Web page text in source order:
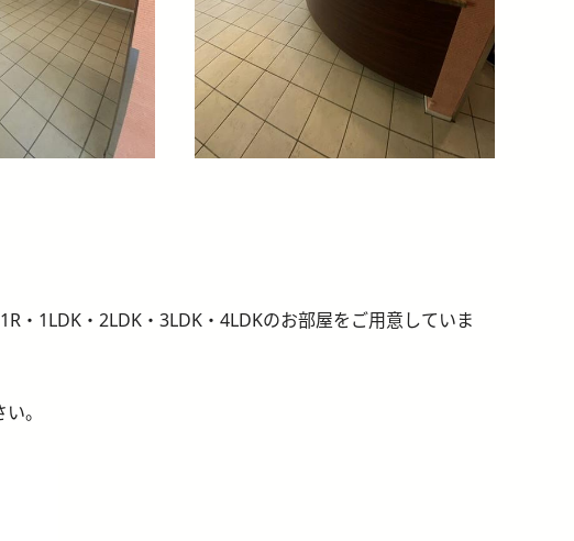
・1LDK・2LDK・3LDK・4LDKのお部屋をご用意していま
。